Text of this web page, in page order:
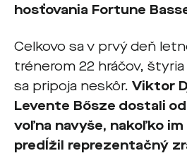
hosťovania Fortune
Celkovo sa v prvý deň
trénerom 22 hráčov,
sa pripoja neskôr. Viktor
Levente Bősze dostali
voľna navyše, nakoľko
predĺžil reprezentačný